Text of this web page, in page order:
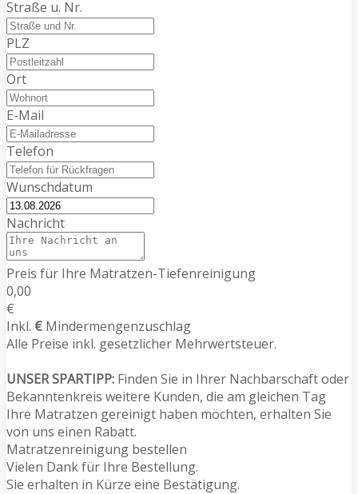
Straße u. Nr.
PLZ
Ort
E-Mail
Telefon
Wunschdatum
Nachricht
Preis für Ihre Matratzen-Tiefenreinigung
0,00
€
Inkl. € Mindermengenzuschlag
Alle Preise inkl. gesetzlicher Mehrwertsteuer.
UNSER SPARTIPP: Finden Sie in Ihrer Nachbarschaft oder
Bekanntenkreis weitere Kunden, die am gleichen Tag
Ihre Matratzen gereinigt haben möchten, erhalten Sie
von uns einen Rabatt.
Matratzenreinigung bestellen
Vielen Dank für Ihre Bestellung.
Sie erhalten in Kürze eine Bestätigung.